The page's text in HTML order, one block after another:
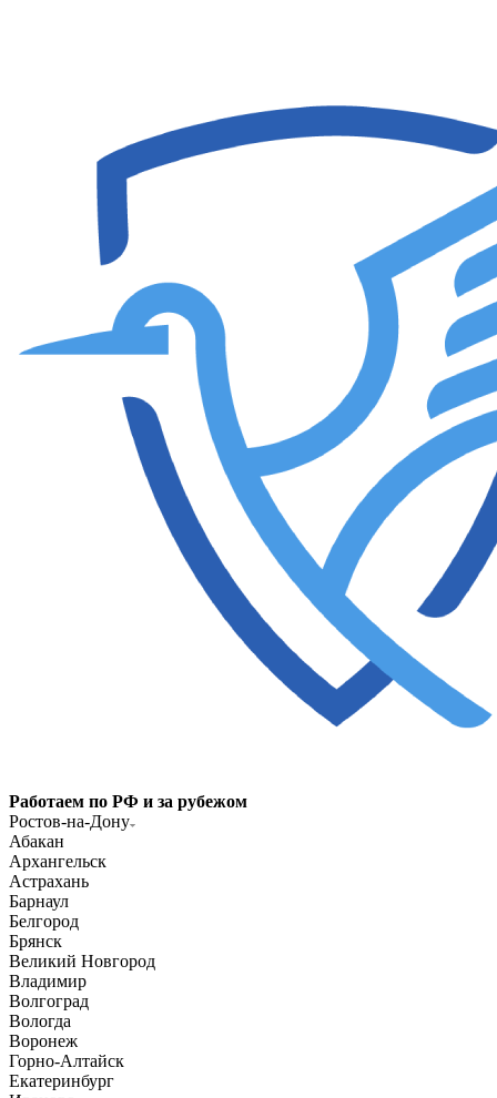
Работаем по РФ и за рубежом
Ростов-на-Дону
Абакан
Архангельск
Астрахань
Барнаул
Белгород
Брянск
Великий Новгород
Владимир
Волгоград
Вологда
Воронеж
Горно-Алтайск
Екатеринбург